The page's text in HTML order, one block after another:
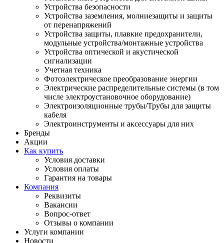
Устройства безопасности
Устройства заземления, молниезащиты и защиты
от перенапряжений
Устройства защиты, плавкие предохранители,
модульные устройства/монтажные устройства
Устройства оптической и акустической
сигнализации
Учетная техника
Фотоэлектрическое преобразование энергии
Электрические распределительные системы (в том
числе электроустановочное оборудование)
Электроизоляционные трубы/Трубы для защиты
кабеля
Электроинструменты и аксессуары для них
Бренды
Акции
Как купить
Условия доставки
Условия оплаты
Гарантия на товары
Компания
Реквизиты
Вакансии
Вопрос-ответ
Отзывы о компании
Услуги компании
Новости